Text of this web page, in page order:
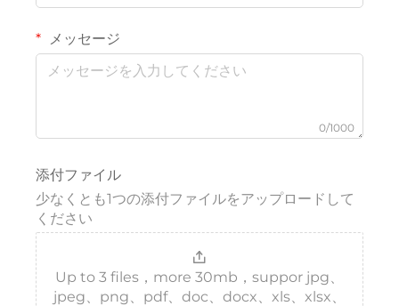
メッセージ
0/1000
添付ファイル
少なくとも1つの添付ファイルをアップロードして
ください
Up to 3 files，more 30mb，suppor jpg、
jpeg、png、pdf、doc、docx、xls、xlsx、